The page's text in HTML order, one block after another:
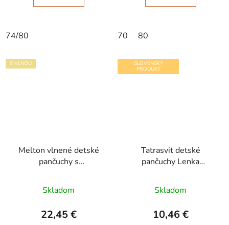
74/80 70 80
S VLNOU
Melton vlnené detské
pančuchy s
Melange
Skladom
22,45 €
SLOVENSKÝ
PRODUKT
Tatrasvit detské
pančuchy Lenka
Skladom
10,46 €